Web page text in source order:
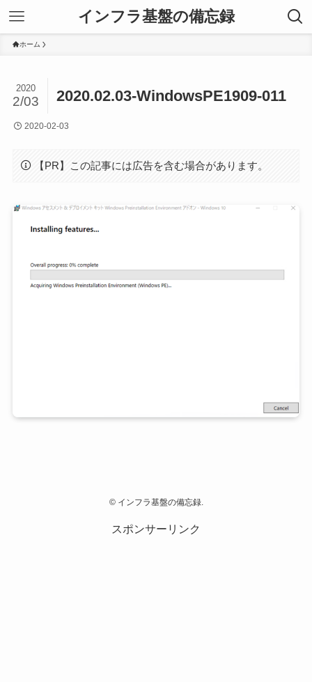
インフラ基盤の備忘録
ホーム
2020.02.03-WindowsPE1909-011
2020
2/03
2020-02-03
【PR】この記事には広告を含む場合があります。
©インフラ基盤の備忘録.
スポンサーリンク